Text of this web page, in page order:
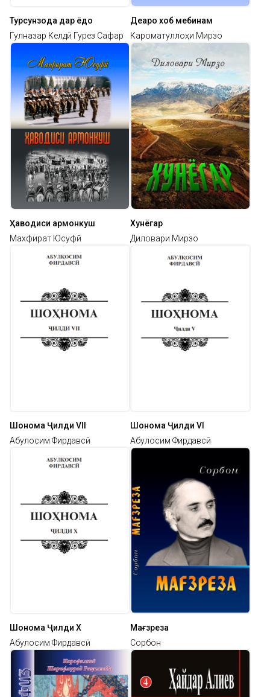
Турсунзода дар ёдҳо
Гулназар Келдӣ Гурез Сафар
Деҳаро хоб мебинам
Кароматуллоҳи Мирзо
Ҳаводиси армонкуш
Махфират Юсуфӣ
Хунёгар
Диловари Мирзо
Шоҳнома Ҷилди VII
Абулқосим Фирдавсӣ
Шоҳнома Ҷилди VI
Абулқосим Фирдавсӣ
Шоҳнома Ҷилди Х
Абулқосим Фирдавсӣ
Мағзреза
Сорбон